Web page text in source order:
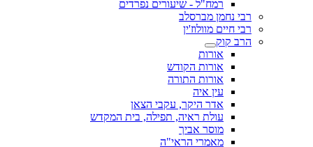
רמח"ל - שיעורים נפרדים
רבי נחמן מברסלב
רבי חיים מוולוז'ין
הרב קוק
אורות
אורות הקודש
אורות התורה
עין איה
אדר היקר, עקבי הצאן
עולת ראיה, תפילה, בית המקדש
מוסר אביך
מאמרי הראי"ה